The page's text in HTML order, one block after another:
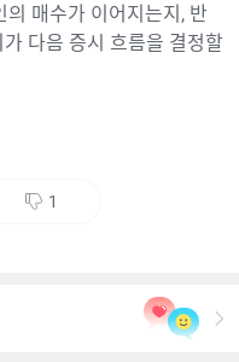
매수가 이어지는지, 반
다음 증시 흐름을 결정할
싫
1